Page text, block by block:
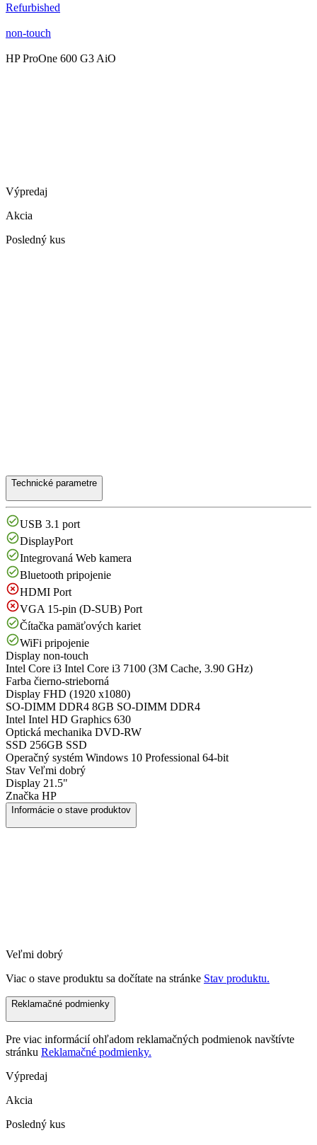
Refurbished
non-touch
HP ProOne 600 G3 AiO
Výpredaj
Akcia
Posledný kus
Technické parametre
USB 3.1 port
DisplayPort
Integrovaná Web kamera
Bluetooth pripojenie
HDMI Port
VGA 15-pin (D-SUB) Port
Čítačka pamäťových kariet
WiFi pripojenie
Display non-touch
Intel Core i3 Intel Core i3 7100 (3M Cache, 3.90 GHz)
Farba čierno-strieborná
Display FHD (1920 x1080)
SO-DIMM DDR4 8GB SO-DIMM DDR4
Intel Intel HD Graphics 630
Optická mechanika DVD-RW
SSD 256GB SSD
Operačný systém Windows 10 Professional 64-bit
Stav Veľmi dobrý
Display 21.5"
Značka HP
Informácie o stave produktov
Veľmi dobrý
Viac o stave produktu sa dočítate na stránke Stav produktu.
Reklamačné podmienky
Pre viac informácií ohľadom reklamačných podmienok navštívte
stránku Reklamačné podmienky.
Výpredaj
Akcia
Posledný kus